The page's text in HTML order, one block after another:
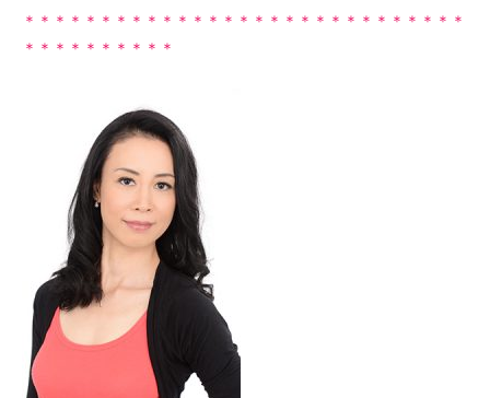
＊＊＊＊＊＊＊＊＊＊＊＊＊＊＊＊＊＊＊＊＊＊＊＊＊＊＊＊＊
＊＊＊＊＊＊＊＊＊＊